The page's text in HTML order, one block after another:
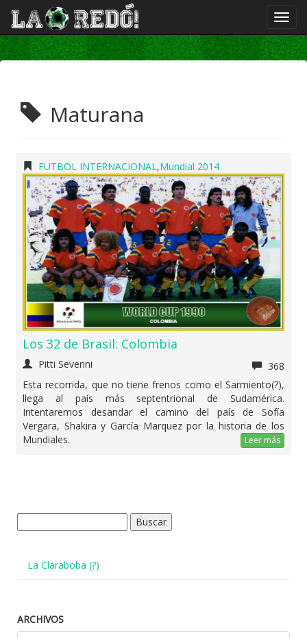
Maturana
FUTBOL INTERNACIONAL,Mundial 2014
Los 32 de Brasil: Colombia
Pitti Severini
368
Esta recorrida, que no tiene frenos como el Sarmiento(?),
llega al país más septentrional de Sudamérica.
Intentaremos desandar el camino del país de Sofía
Vergara, Shakira y García Marquez por la historia de los
Mundiales.
Leer más
La Claraboba (?)
ARCHIVOS